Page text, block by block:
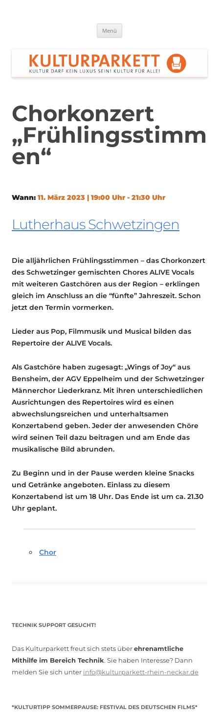
Menü
Chorkonzert
„Frühlingsstimm
en“
Wann: 11. März 2023 | 19:00 Uhr - 21:30 Uhr
Lutherhaus Schwetzingen
Die alljährlichen Frühlingsstimmen – das Chorkonzert
des Schwetzinger gemischten Chores ALIVE Vocals
mit weiteren Gastchören aus der Region – erklingen
gleich im Anschluss an die “fünfte” Jahreszeit. Schon
jetzt den Termin vormerken.
Lieder aus Pop, Filmmusik und Musical bilden das
Repertoire der ALIVE Vocals.
Als Gastchöre haben zugesagt: „Wings of Joy“ aus
Bensheim, der AGV Eppelheim und der Schwetzinger
Männerchor Liederkranz. Mit ihren unterschiedlichen
Ausrichtungen des Repertoires wird es einen
abwechslungsreichen und unterhaltsamen
Konzertabend geben. Jeder der anwesenden Chöre
wird seinen Teil dazu beitragen und am Ende das
musikalische Bild abrunden.
Zu Beginn und in der Pause werden kleine Snacks
und Getränke angeboten. Einlass zu diesem
Konzertabend ist um 18 Uhr. Das Ende ist um ca. 21.30
Uhr geplant.
Chor
TECHNIK SUPPORT GESUCHT!
Das Kulturparkett freut sich stets überehrenamtliche
Mithilfe im Bereich Technik. Sie haben Interesse? Dann
melden Sie sich unter info@kulturparkett-rhein-neckar.de
*KULTURTIPP SOMMERPAUSE: FESTIVAL DES DEUTSCHEN FILMS*